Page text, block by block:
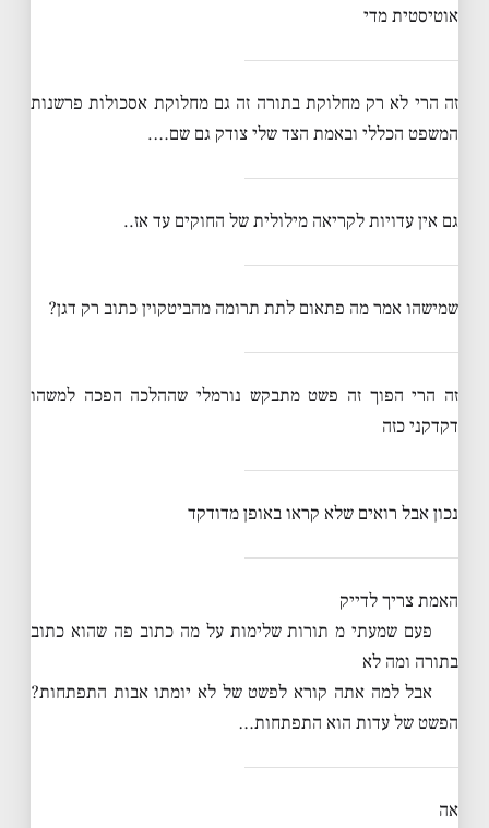
אוטיסטית מדי
זה הרי לא רק מחלוקת בתורה זה גם מחלוקת אסכולות פרשנות
המשפט הכללי ובאמת הצד שלי צודק גם שם….
גם אין עדויות לקריאה מילולית של החוקים עד אז..
שמישהו אמר מה פתאום לתת תרומה מהביטקוין כתוב רק דגן?
זה הרי הפוך זה פשט מתבקש נורמלי שההלכה הפכה למשהו
דקדקני כזה
נכון אבל רואים שלא קראו באופן מדודקד
האמת צריך לדייק
פעם שמעתי מ תורות שלימות על מה כתוב פה שהוא כתוב
בתורה ומה לא
אבל למה אתה קורא לפשט של לא יומתו אבות התפתחות?
הפשט של עדות הוא התפתחות…
אה